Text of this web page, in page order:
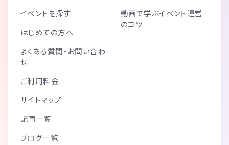
イベントを探す
はじめての方へ
よくある質問・お問い合わ
せ
ご利用料金
サイトマップ
記事一覧
ブログ一覧
動画で学ぶイベント運営
のコツ